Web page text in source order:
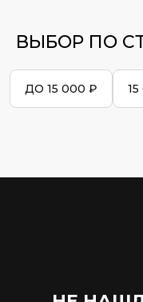
ВЫБОР ПО
ДО 15 000 ₽